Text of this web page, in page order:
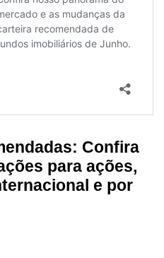
Confira
para ações,
e por